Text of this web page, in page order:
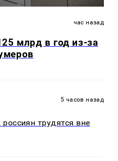
час назад
млрд в год из-за
5 часов назад
трудятся вне